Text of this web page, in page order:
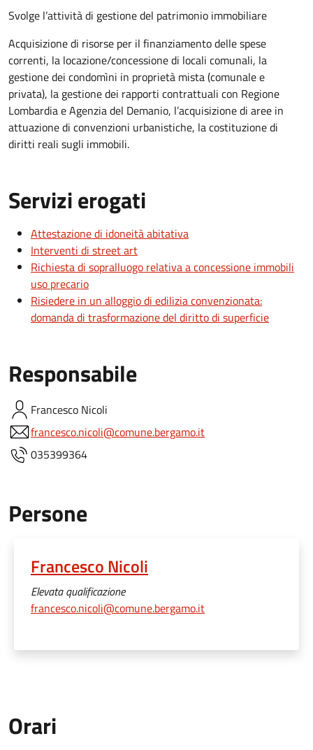
Svolge l’attività di gestione del patrimonio immobiliare
Acquisizione di risorse per il finanziamento delle spese
correnti, la locazione/concessione di locali comunali, la
gestione dei condomìni in proprietà mista (comunale e
privata), la gestione dei rapporti contrattuali con Regione
Lombardia e Agenzia del Demanio, l’acquisizione di aree in
attuazione di convenzioni urbanistiche, la costituzione di
diritti reali sugli immobili.
Servizi erogati
Attestazione di idoneità abitativa
Interventi di street art
Richiesta di sopralluogo relativa a concessione immobili
uso precario
Risiedere in un alloggio di edilizia convenzionata:
domanda di trasformazione del diritto di superficie
Responsabile
Francesco Nicoli
francesco.nicoli@comune.bergamo.it
035399364
Persone
Francesco Nicoli
Elevata qualificazione
francesco.nicoli@comune.bergamo.it
Orari